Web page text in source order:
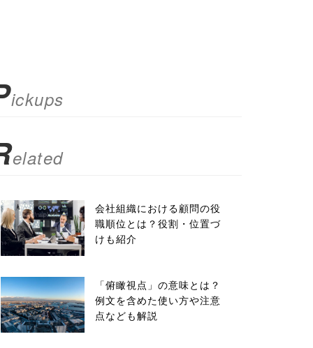
ickups
elated
会社組織における顧問の役
職順位とは？役割・位置づ
けも紹介
「俯瞰視点」の意味とは？
例文を含めた使い方や注意
点なども解説